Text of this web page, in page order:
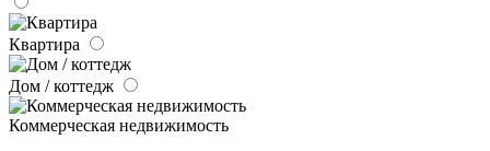
Квартира
Дом / коттедж
Коммерческая недвижимость